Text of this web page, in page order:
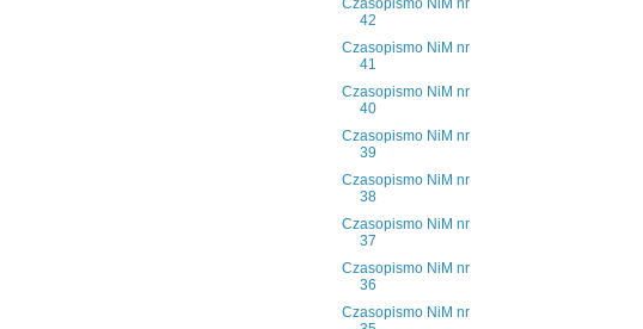
Czasopismo NiM nr
42
Czasopismo NiM nr
41
Czasopismo NiM nr
40
Czasopismo NiM nr
39
Czasopismo NiM nr
38
Czasopismo NiM nr
37
Czasopismo NiM nr
36
Czasopismo NiM nr